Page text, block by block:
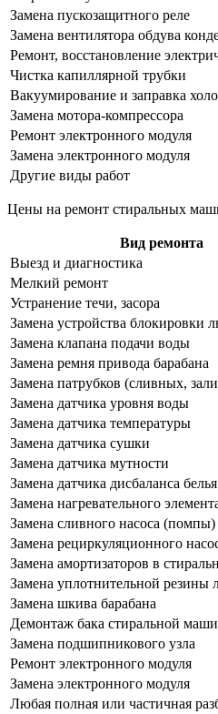
Замена пускозащитного реле
Замена вентилятора обдува
Ремонт, восстановление
Чистка капиллярной трубки
Вакуумирование и заправка
Замена мотора-компрессора
Ремонт электронного модуля
Замена электронного модуля
Другие виды работ
Цены на ремонт стиральных
Вид ремонта
Выезд и диагностика
Мелкий ремонт
Устранение течи, засора
Замена устройства блокировки
Замена клапана подачи воды
Замена ремня привода барабана
Замена патрубков (сливных,
Замена датчика уровня воды
Замена датчика температуры
Замена датчика сушки
Замена датчика мутности
Замена датчика дисбаланса белья
Замена нагревательного
Замена сливного насоса (помпы)
Замена рециркуляционного
Замена амортизаторов в
Замена уплотнительной
Замена шкива барабана
Демонтаж бака стиральной
Замена подшипникового узла
Ремонт электронного модуля
Замена электронного модуля
Любая полная или частичная